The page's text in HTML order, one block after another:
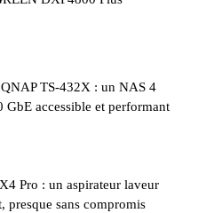
TS-432X : un NAS 4
GbE accessible et performant
Pro : un aspirateur laveur
presque sans compromis